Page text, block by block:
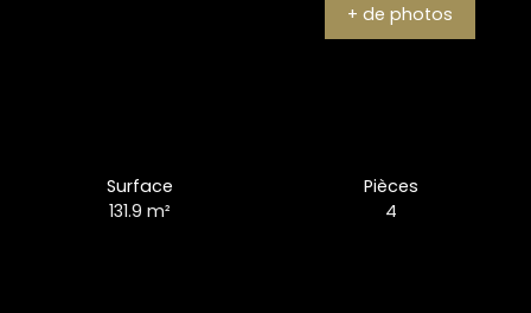
+ de photos
Surface
131.9m²
Pièces
4